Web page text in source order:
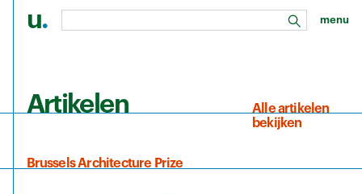
u. zoeken
menu
Artikelen
Alle artikelen
bekijken
Brussels Architecture Prize